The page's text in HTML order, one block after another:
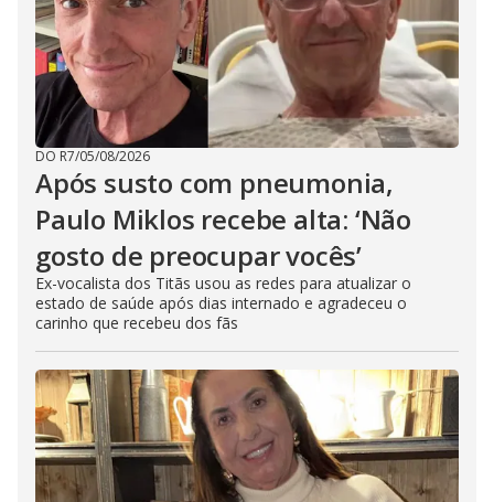
DO R7/05/08/2026
Após susto com pneumonia,
Paulo Miklos recebe alta: ‘Não
gosto de preocupar vocês’
Ex-vocalista dos Titãs usou as redes para atualizar o
estado de saúde após dias internado e agradeceu o
carinho que recebeu dos fãs